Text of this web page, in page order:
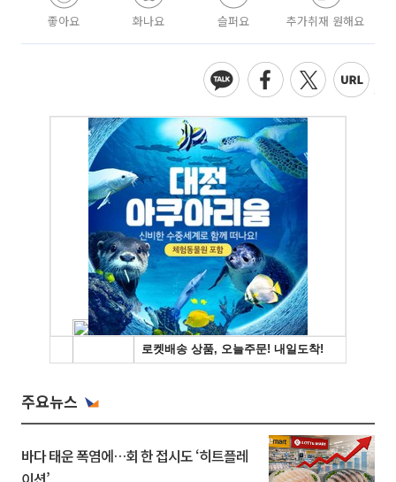
좋아요 화나요 슬퍼요 추가취재 원해요
주요뉴스
바다 태운 폭염에…회 한 접시도 ‘히트플레